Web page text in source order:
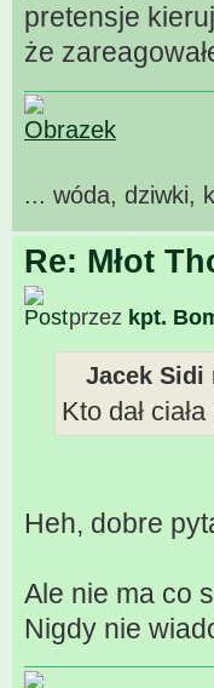
pretensje
że
... wóda, dziwki,
Re: Młot
przez kpt.
Jacek Sidi
Kto dał
Heh, dobre
Ale nie ma co
Nigdy nie